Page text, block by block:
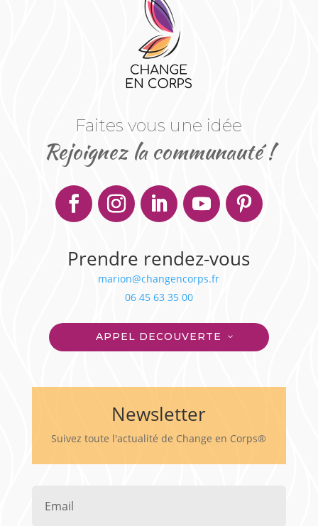
Faites vous une idée
Rejoignez la communauté !
Prendre rendez-vous
marion@changencorps.fr
06 45 63 35 00
APPEL DECOUVERTE
Newsletter
Suivez toute l'actualité de Change en Corps®